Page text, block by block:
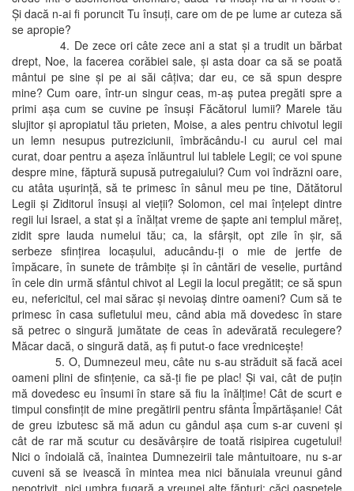
Şi dacă n-ai fi poruncit Tu însuţi, care om de pe lume ar cuteza să
se apropie?
4. De zece ori câte zece ani a stat şi a trudit un bărbat
drept, Noe, la facerea corăbiei sale, şi asta doar ca să se poată
mântui pe sine şi pe ai săi câţiva; dar eu, ce să spun despre
mine? Cum oare, într-un singur ceas, m-aş putea pregăti spre a
primi aşa cum se cuvine pe însuşi Făcătorul lumii? Marele tău
slujitor şi apropiatul tău prieten, Moise, a ales pentru chivotul legii
un lemn nesupus putreziciunii, îmbrăcându-l cu aurul cel mai
curat, doar pentru a aşeza înlăuntrul lui tablele Legii; ce voi spune
despre mine, făptură supusă putregaiului? Cum voi îndrăzni oare,
cu atâta uşurinţă, să te primesc în sânul meu pe tine, Dătătorul
Legii şi Ziditorul însuşi al vieţii? Solomon, cel mai înţelept dintre
regii lui Israel, a stat şi a înălţat vreme de şapte ani templul măreţ,
zidit spre lauda numelui tău; ca, la sfârşit, opt zile în şir, să
serbeze sfinţirea locaşului, aducându-ţi o mie de jertfe de
împăcare, în sunete de trâmbiţe şi în cântări de veselie, purtând
în cele din urmă sfântul chivot al Legii la locul pregătit; ce să spun
eu, nefericitul, cel mai sărac şi nevoiaş dintre oameni? Cum să te
primesc în casa sufletului meu, când abia mă dovedesc în stare
să petrec o singură jumătate de ceas în adevărată reculegere?
Măcar dacă, o singură dată, aş fi putut-o face vredniceşte!
5. O, Dumnezeul meu, câte nu s-au străduit să facă acei
oameni plini de sfinţenie, ca să-ţi fie pe plac! Şi vai, cât de puţin
mă dovedesc eu însumi în stare să fiu la înălţime! Cât de scurt e
timpul consfinţit de mine pregătirii pentru sfânta Împărtăşanie! Cât
de greu izbutesc să mă adun cu gândul aşa cum s-ar cuveni şi
cât de rar mă scutur cu desăvârşire de toată risipirea cugetului!
Nici o îndoială că, înaintea Dumnezeirii tale mântuitoare, nu s-ar
cuveni să se ivească în mintea mea nici bănuiala vreunui gând
nepotrivit, nici umbra fugară a vreunei alte făpturi: căci oaspetele